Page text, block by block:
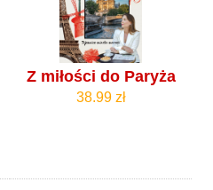
Z miłości do Paryża
38.99 zł